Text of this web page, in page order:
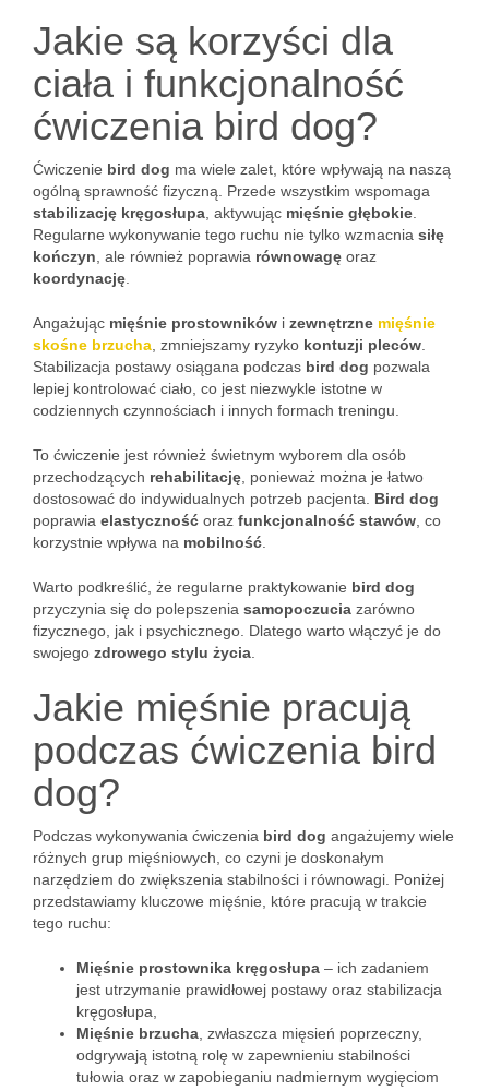
Jakie są korzyści dla
ciała i funkcjonalność
ćwiczenia bird dog?
Ćwiczenie bird dog ma wiele zalet, które wpływają na naszą
ogólną sprawność fizyczną. Przede wszystkim wspomaga
stabilizację kręgosłupa , aktywując mięśnie głębokie
Regularne wykonywanie tego ruchu nie tylko wzmacnia siłę
kończyn , ale również poprawia równowagę oraz
koordynację
Angażując mięśnie prostowników i zewnętrzne mięśnie
skośne brzucha , zmniejszamy ryzyko kontuzji pleców
Stabilizacja postawy osiągana podczas bird dog pozwala
lepiej kontrolować ciało, co jest niezwykle istotne w
codziennych czynnościach i innych formach treningu.
To ćwiczenie jest również świetnym wyborem dla osób
przechodzących rehabilitację , ponieważ można je łatwo
dostosować do indywidualnych potrzeb pacjenta. Bird dog
poprawia elastyczność oraz funkcjonalność stawów , co
korzystnie wpływa na mobilność
Warto podkreślić, że regularne praktykowanie bird dog
przyczynia się do polepszenia samopoczucia zarówno
fizycznego, jak i psychicznego. Dlatego warto włączyć je do
swojego zdrowego stylu życia
Jakie mięśnie pracują
podczas ćwiczenia bird
dog?
Podczas wykonywania ćwiczenia bird dog angażujemy wiele
różnych grup mięśniowych, co czyni je doskonałym
narzędziem do zwiększenia stabilności i równowagi. Poniżej
przedstawiamy kluczowe mięśnie, które pracują w trakcie
tego ruchu:
Mięśnie prostownika kręgosłupa – ich zadaniem
jest utrzymanie prawidłowej postawy oraz stabilizacja
kręgosłupa,
Mięśnie brzucha , zwłaszcza mięsień poprzeczny,
odgrywają istotną rolę w zapewnieniu stabilności
tułowia oraz w zapobieganiu nadmiernym wygięciom